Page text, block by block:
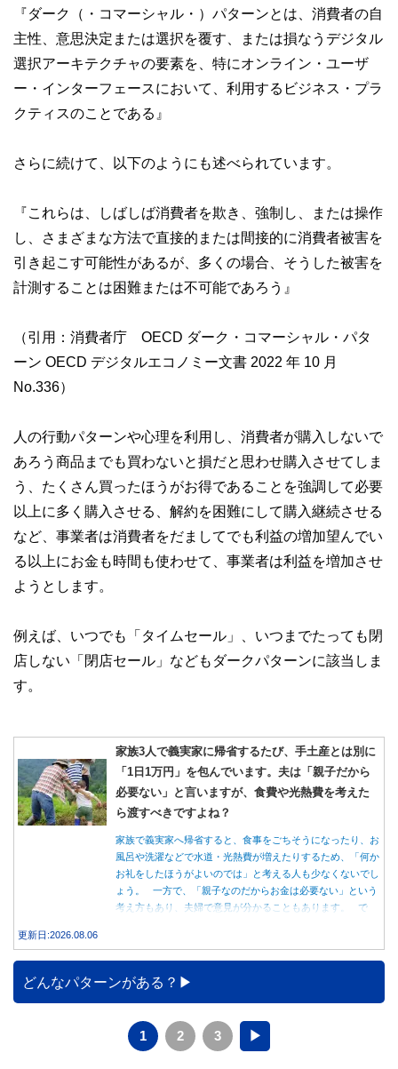
『ダーク（・コマーシャル・）パターンとは、消費者の自
主性、意思決定または選択を覆す、または損なうデジタル
選択アーキテクチャの要素を、特にオンライン・ユーザ
ー・インターフェースにおいて、利用するビジネス・プラ
クティスのことである』
さらに続けて、以下のようにも述べられています。
『これらは、しばしば消費者を欺き、強制し、または操作
し、さまざまな方法で直接的または間接的に消費者被害を
引き起こす可能性があるが、多くの場合、そうした被害を
計測することは困難または不可能であろう』
（引用：消費者庁 OECD ダーク・コマーシャル・パタ
ーン OECD デジタルエコノミー文書 2022 年 10 月
No.336）
人の行動パターンや心理を利用し、消費者が購入しないで
あろう商品までも買わないと損だと思わせ購入させてしま
う、たくさん買ったほうがお得であることを強調して必要
以上に多く購入させる、解約を困難にして購入継続させる
など、事業者は消費者をだましてでも利益の増加望んでい
る以上にお金も時間も使わせて、事業者は利益を増加させ
ようとします。
例えば、いつでも「タイムセール」、いつまでたっても閉
店しない「閉店セール」などもダークパターンに該当しま
す。
家族3人で義実家に帰省するたび、手土産とは別に
「1日1万円」を包んでいます。夫は「親子だから
必要ない」と言いますが、食費や光熱費を考えた
ら渡すべきですよね？
家族で義実家へ帰省すると、食事をごちそうになったり、お
風呂や洗濯などで水道・光熱費が増えたりするため、「何か
お礼をしたほうがよいのでは」と考える人も少なくないでし
ょう。 一方で、「親子なのだからお金は必要ない」という
考え方もあり、夫婦で意見が分かることもあります。 で
更新日:2026.08.06
どんなパターンがある？
1 2 3 ▶